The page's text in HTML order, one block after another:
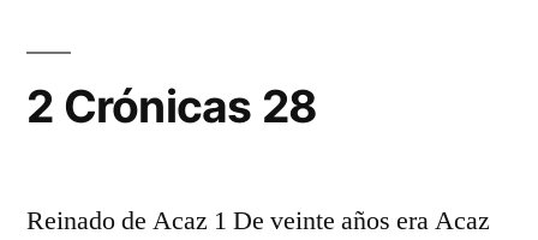
2 Crónicas 28
Reinado de Acaz 1 De veinte años era Acaz